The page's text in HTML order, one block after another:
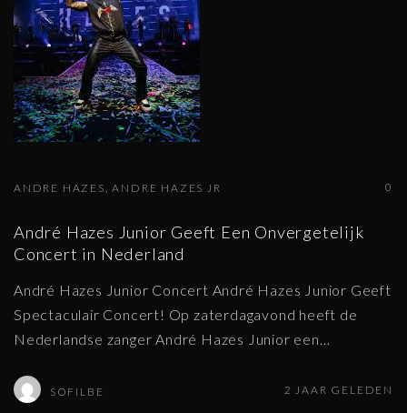
0
ANDRE HAZES ANDRE HAZES JR
André Hazes Junior Geeft Een Onvergetelijk
Concert in Nederland
André Hazes Junior Concert André Hazes Junior Geeft
Spectaculair Concert! Op zaterdagavond heeft de
Nederlandse zanger André Hazes Junior een…
SOFILBE 2 JAAR GELEDEN